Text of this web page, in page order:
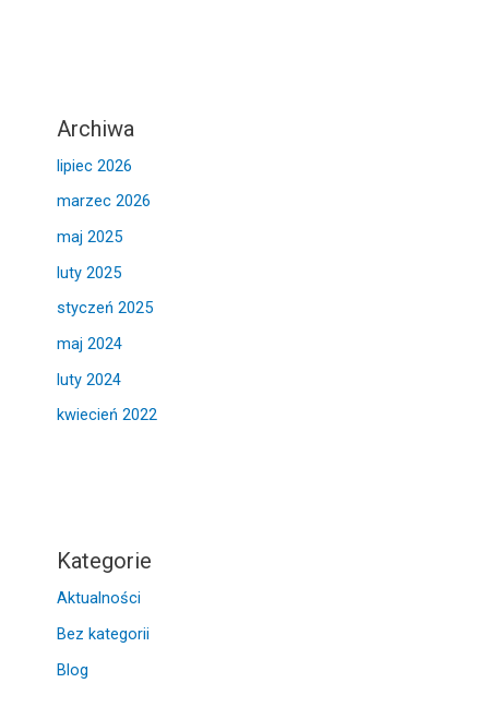
Archiwa
lipiec 2026
marzec 2026
maj 2025
luty 2025
styczeń 2025
maj 2024
luty 2024
kwiecień 2022
Kategorie
Aktualności
Bez kategorii
Blog